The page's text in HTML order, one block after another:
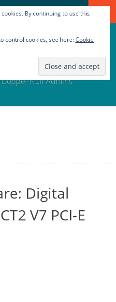
Search
for:
Blog
Null-Admins
Digital
V7 PCI-E
By continuing to use this
control cookies, see here:Cookie